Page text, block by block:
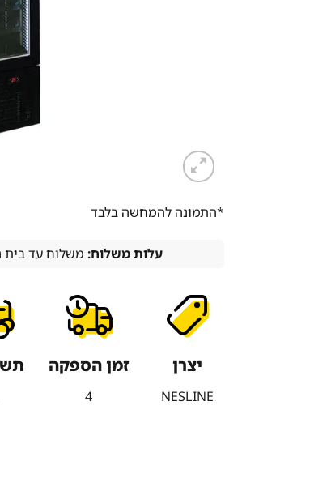
*התמונה להמחשה בלבד
עלות משלוח: משלוח עד בית הלקוח (עד 7
יצרן
NESLINE
זמן הספקה
4